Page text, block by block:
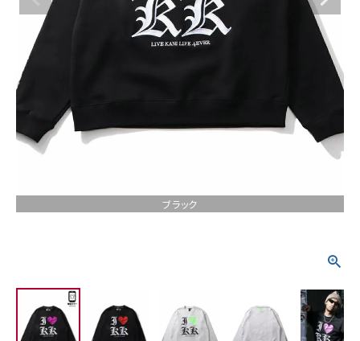
ニュース・特集
ランキング
お問い合わせ
ブラック